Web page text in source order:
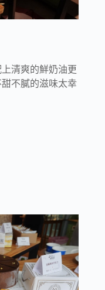
清爽的鮮奶油更
不膩的滋味太幸